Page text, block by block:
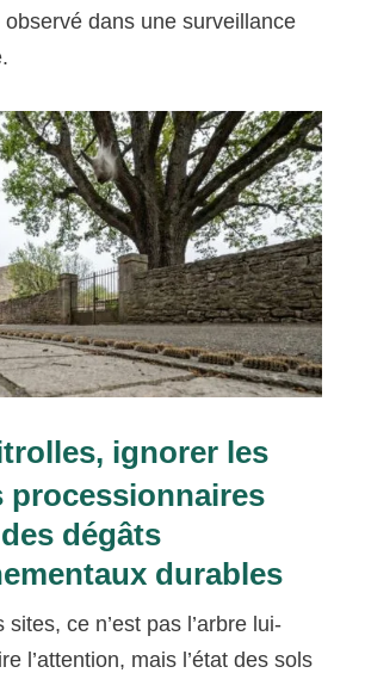
dans une surveillance
ignorer les
processionnaires
dégâts
durables
sites, ce n’est pas l’arbre lui-
l’attention, mais l’état des sols